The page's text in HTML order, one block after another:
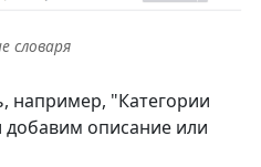
словаря
например, "Категории
описание или